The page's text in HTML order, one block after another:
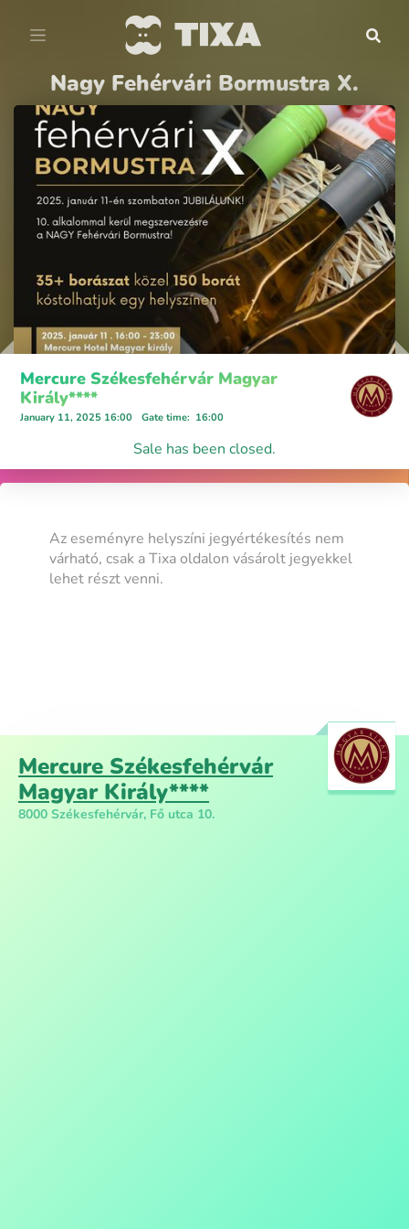
Nagy Fehérvári Bormustra X.
Mercure Székesfehérvár Magyar
Király****
January 11, 2025 16:00 Gate time: 16:00
Sale has been closed.
Az eseményre helyszíni jegyértékesítés nem
várható, csak a Tixa oldalon vásárolt jegyekkel
lehet részt venni.
Mercure Székesfehérvár
Magyar Király****
8000 Székesfehérvár, Fő utca 10.